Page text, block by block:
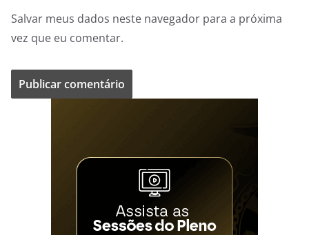
Salvar meus dados neste navegador para a próxima
vez que eu comentar.